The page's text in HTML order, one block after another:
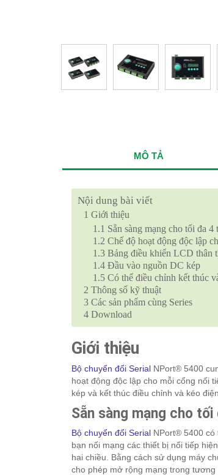
MÔ TẢ
Nội dung bài viết
1 Giới thiệu
1.1 Sẵn sàng mạng cho tối đa
1.2 Chế độ hoạt động độc lập
1.3 Bảng điều khiển LCD thân
1.4 Đầu vào nguồn DC kép
1.5 Có thể điều chỉnh kết thúc
2 Thông số kỹ thuật
3 Các sản phẩm cùng Series
4 Download
Giới thiệu
Bộ chuyển đổi Serial NPort® 5400
hoạt động độc lập cho mỗi cổng nối
kép và kết thúc điều chỉnh và kéo
Sẵn sàng mạng cho
Bộ chuyển đổi Serial NPort® 5400 có
bạn nối mạng các thiết bị nối tiếp
hai chiều. Bằng cách sử dụng máy
cho phép mở rộng mạng trong